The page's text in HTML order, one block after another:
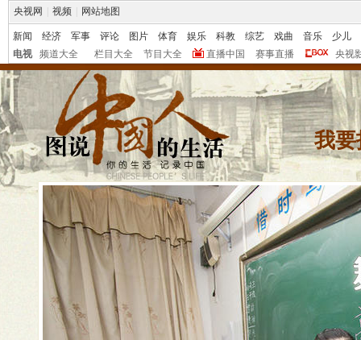
央视网 视频 网站地图
新闻 经济 军事 评论 图片 体育 娱乐 科教 综艺 戏曲 音乐
少儿
电视
频道大全 栏目大全 节目大全 直播中国 赛事直播 央视
我